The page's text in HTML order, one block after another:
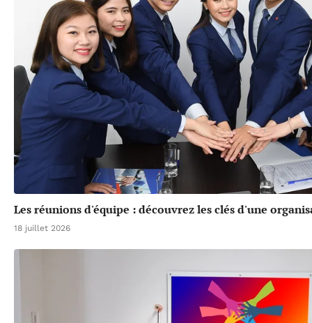
Les réunions d'équipe : découvrez les clés d'une
18 juillet 2026